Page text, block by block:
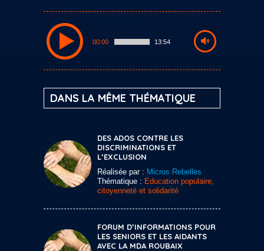
00:00 13:54
DANS LA MÊME THÉMATIQUE
DES ADOS CONTRE LES
DISCRIMINATIONS ET
L’EXCLUSION
Réalisée par : Micros Rebelles
Thématique : Education populaire,
citoyenneté et solidarité
FORUM D’INFORMATIONS POUR
LES SENIORS ET LES AIDANTS
AVEC LA MDA ROUBAIX